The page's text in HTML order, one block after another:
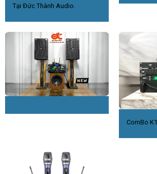
Tại Đức Thành Audio.
ComBo K1